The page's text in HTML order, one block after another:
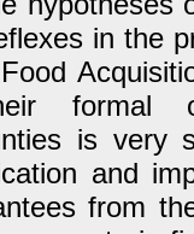
in the
formal
is very
and
from